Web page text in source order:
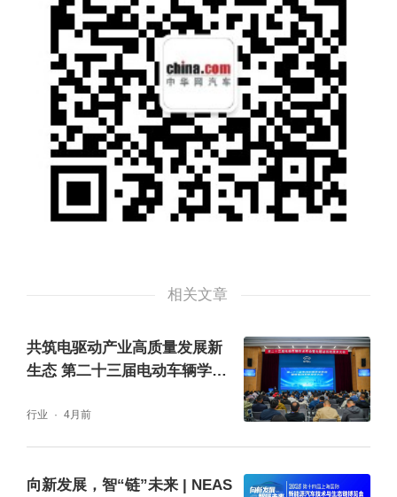
相关文章
共筑电驱动产业高质量发展新
生态 第二十三届电动车辆学术
津成功召开
行业 4月前
向新发展，智“链”未来 | NEAS